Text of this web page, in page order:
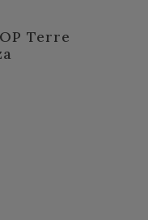
Terre